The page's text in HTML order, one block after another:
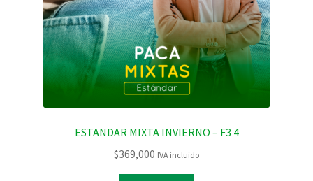
ESTANDAR MIXTA INVIERNO – F3 4
$369,000 IVA incluido